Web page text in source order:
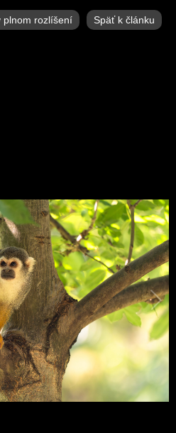
plnom rozlíšení Späť k článku